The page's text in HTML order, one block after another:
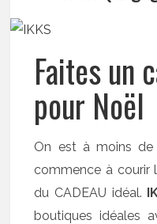
Faites un
pour Noël
On est à moins de
commence à courir
du CADEAU idéal.
boutiques idéales